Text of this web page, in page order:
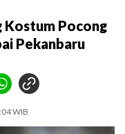
Kostum Pocong
Pekanbaru
WIB